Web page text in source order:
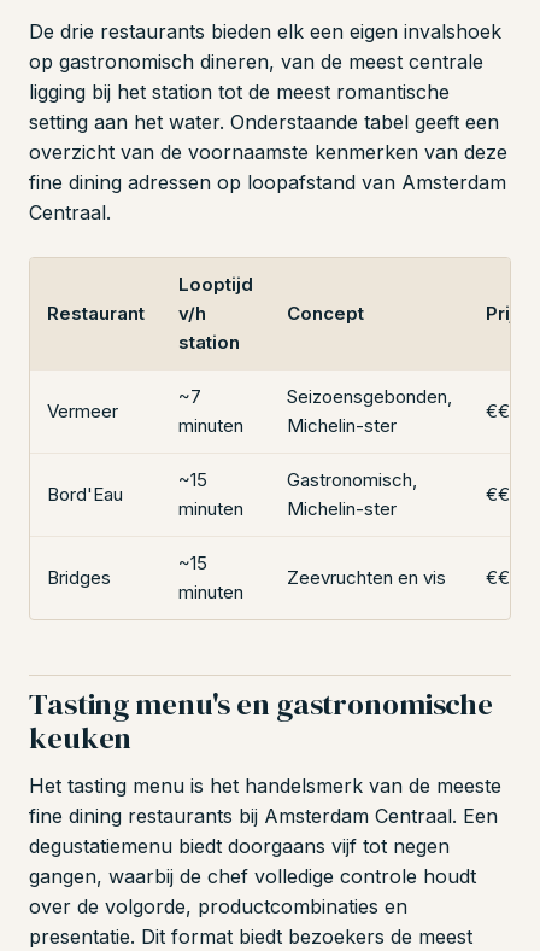
De drie restaurants bieden elk een eigen invalshoek
op gastronomisch dineren, van de meest centrale
ligging bij het station tot de meest romantische
setting aan het water. Onderstaande tabel geeft een
overzicht van de voornaamste kenmerken van deze
fine dining adressen op loopafstand van Amsterdam
Centraal.
Restaurant
Looptijd
v/h
station
Concept
Vermeer
~7
minuten
Seizoensgebonden,
Michelin-ster
€€€€
Bord'Eau
~15
minuten
Gastronomisch,
Michelin-ster
€€€€
Bridges
~15
minuten
Zeevruchten en vis €€€
Tasting menu's en gastronomische
keuken
Het tasting menu is het handelsmerk van de meeste
fine dining restaurants bij Amsterdam Centraal. Een
degustatiemenu biedt doorgaans vijf tot negen
gangen, waarbij de chef volledige controle houdt
over de volgorde, productcombinaties en
presentatie. Dit format biedt bezoekers de meest